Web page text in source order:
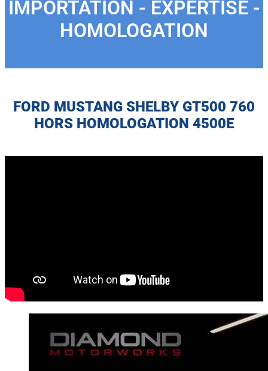
IMPORTATION - EXPERTISE -
HOMOLOGATION
FORD MUSTANG SHELBY GT500 760
HORS HOMOLOGATION 4500E